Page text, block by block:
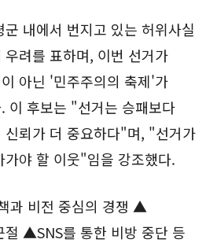
내에서 번지고 있는 허위사실
려를 표하며, 이번 선거가
아닌 '민주주의의 축제'가
이 후보는 "선거는 승패보다
신뢰가 더 중요하다"며, "선거가
야 할 이웃"임을 강조했다.
과 비전 중심의 경쟁 ▲
절 ▲SNS를 통한 비방 중단 등